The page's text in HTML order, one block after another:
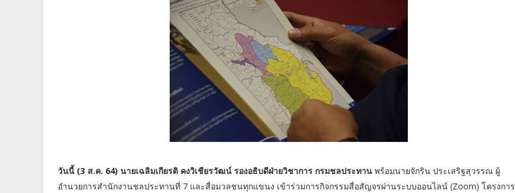
วันนี้ (3 ส.ค. 64) นายเฉลิมเกียรติ คงวิเชียรวัฒน์ รองอธิบดีฝ่ายวิชาการ กรมชลประทาน พร้อมนายจักริน ประเสริฐสุวรรณ ผู้
อำนวยการสำนักงานชลประทานที่ 7 และสื่อมวลชนทุกแขนง เข้าร่วมการกิจกรรมสื่อสัญจรผ่านระบบออนไลน์ (Zoom) โครงการ